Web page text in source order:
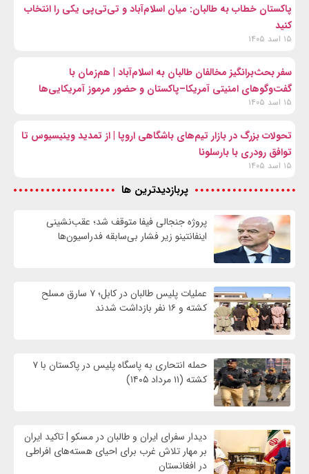
پاکستان خطاب به طالبان: میان اسلام‌آباد و تی‌تی‌پی یکی را انتخاب
کنید
۱۵ اسد ۱۴۰۵
سفر بحث‌برانگیز مخالفان طالبان به اسلام‌آباد | هم‌زمان با
گفت‌وگوهای امنیتی آمریکا–پاکستان و حضور مرموز آمریکایی‌ها
۱۵ اسد ۱۴۰۵
تحولات بزرگ در بازار تیم‌های باشگاهی اروپا | از تمدید وینیسیوس تا
توافق رودری با بارسلونا
۱۵ اسد ۱۴۰۵
پربازدیدترین ها
پروژه جنجالی فیفا متوقف شد؛ عقب‌نشینی
اینفانتینو زیر فشار بی‌سابقه فدراسیون‌ها
عملیات پلیس طالبان در کابل؛ ۷ سارق مسلح
کشته و ۱۶ نفر بازداشت شدند
حمله انتحاری به پاسگاه پلیس در پاکستان با ۷
کشته (۱۱ مرداد ۱۴۰۵)
دیدار سفرای ایران و طالبان در مسکو | تاکید ایران
بر مهار تلاش‌ غرب برای احیای هسته‌های افراطی
در افغانستان